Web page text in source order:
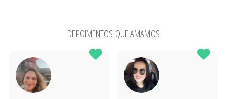
DEPOIMENTOS QUE AMAMOS